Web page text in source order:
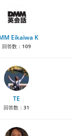
Eikaiwa K
回答数： 109
TE
回答数： 31